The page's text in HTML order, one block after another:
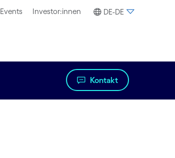
Events Investor:innen DE-DE
Kontakt